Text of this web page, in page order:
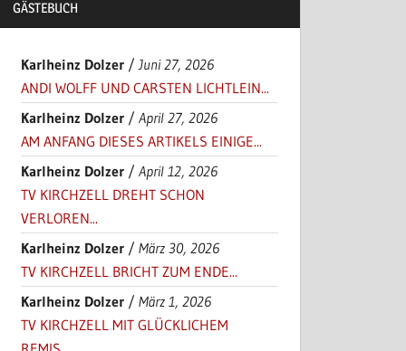
GÄSTEBUCH
Karlheinz Dolzer /Juni 27, 2026
ANDI WOLFF UND CARSTEN LICHTLEIN...
Karlheinz Dolzer /April 27, 2026
AM ANFANG DIESES ARTIKELS EINIGE...
Karlheinz Dolzer /April 12, 2026
TV KIRCHZELL DREHT SCHON
VERLOREN...
Karlheinz Dolzer /März 30, 2026
TV KIRCHZELL BRICHT ZUM ENDE...
Karlheinz Dolzer /März 1, 2026
TV KIRCHZELL MIT GLÜCKLICHEM